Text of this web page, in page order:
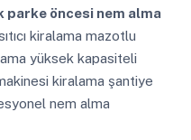
parke öncesi nem alma
kiralama mazotlu
yüksek kapasiteli
kiralama şantiye
nem alma